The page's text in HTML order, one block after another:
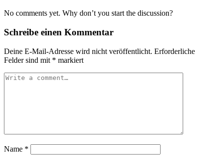
No comments yet. Why don’t you start the discussion?
Schreibe einen Kommentar
Deine E-Mail-Adresse wird nicht veröffentlicht. Erforderliche
Felder sind mit * markiert
Name *